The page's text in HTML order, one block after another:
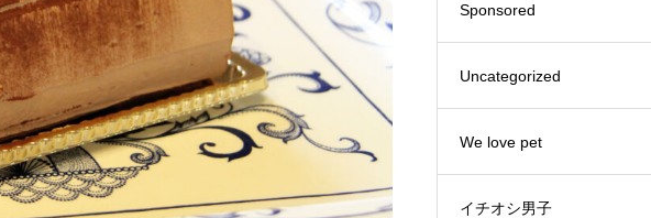
core HAIR SALON（コア）【し
ましまのスポンサー様ご紹介】
【NEW
Sponsored
Uncategorized
We love pet
イチオシ男子